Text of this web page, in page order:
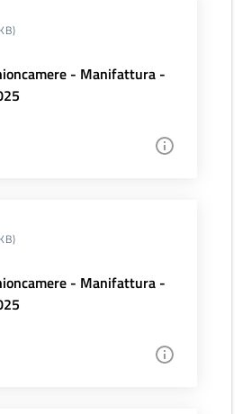
- Manifattura -
- Manifattura -